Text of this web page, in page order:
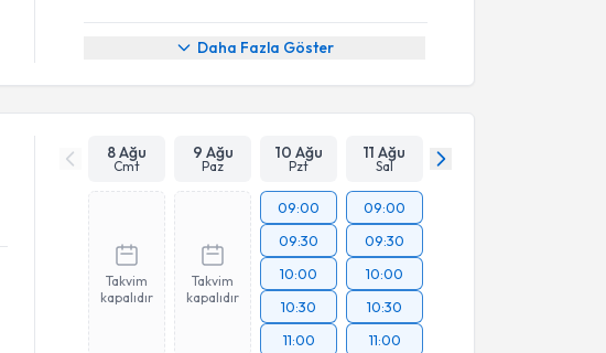
Daha Fazla Göster
8 Ağu
Cmt
9 Ağu
Paz
10 Ağu
Pzt
11 Ağu
Sal
Takvim
kapalıdır
Takvim
kapalıdır
09:00
09:30
10:00
10:30
11:00
09:00
09:30
10:00
10:30
11:00